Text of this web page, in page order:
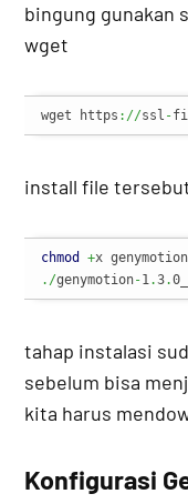
bingung gunakan
wget
wget https ://ssl -
install file
chmod +x genymotion
./genymotion-1.3.
tahap instalasi
sebelum bisa
kita harus
Konfigurasi